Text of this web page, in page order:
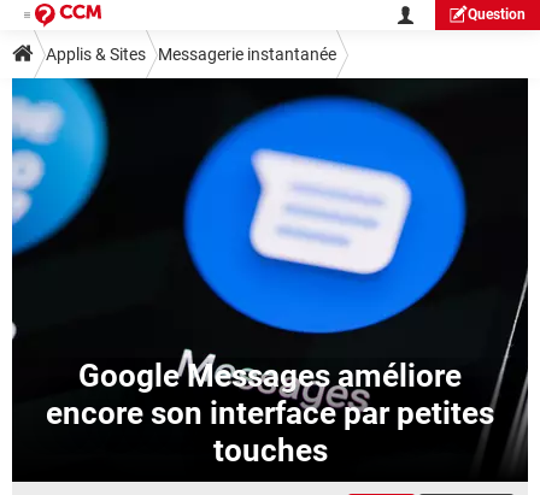
Question
Applis & Sites Messagerie instantanée
Google Messages améliore
encore son interface par petites
touches